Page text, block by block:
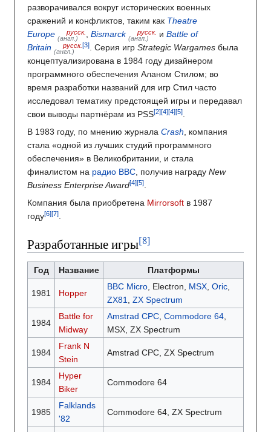
разворачивался вокруг исторических военных
сражений и конфликтов, таким как Theatre
Europe (англ.)
русск. , Bismarck (англ.)
русск. и Battle of
Britain (англ.)
русск. . Серия игр Strategic Wargamesбыла
концептуализирована в 1984 году дизайнером
программного обеспечения Аланом Стилом; во
время разработки названий для игр Стил часто
исследовал тематику предстоящей игры и передавал
свои выводы партнёрам из PSS
.
В 1983 году, по мнению журнала Crash, компания
стала «одной из лучших студий программного
обеспечения» в Великобритании, и стала
финалистом на радио BBC, получив награду New
Business Enterprise Award
.
Компания была приобретена Mirrorsoft в 1987
году
.
Разработанные игры
Год Название Платформы
1981 Hopper
BBC Micro, Electron, MSX, Oric,
ZX81, ZX Spectrum
1984
Battle for
Midway
Amstrad CPC, Commodore 64,
MSX, ZX Spectrum
1984
Frank N
Stein
Amstrad CPC, ZX Spectrum
1984
Hyper
Biker
Commodore 64
1985
Falklands
'82
Commodore 64, ZX Spectrum